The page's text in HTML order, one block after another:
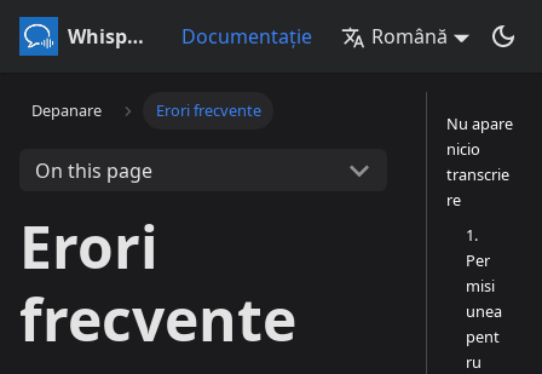
Whisperr Documentație Română
Depanare Erori frecvente
On this page
Erori
frecvente
Nu apare
nicio
transcrie
re
1.
Per
misi
unea
pent
ru